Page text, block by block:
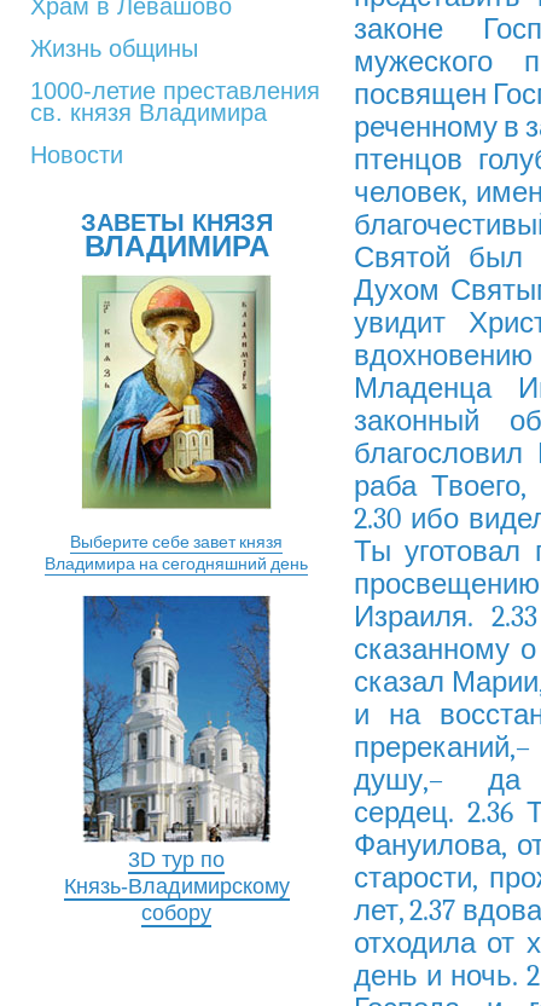
Храм в Левашово
Жизнь общины
1000-летие преставления
св. князя Владимира
Новости
ЗАВЕТЫ КНЯЗЯ
ВЛАДИМИРА
Выберите себе завет князя
Владимира на сегодняшний день
3D тур по
Князь-Владимирскому
собору
законе
мужеского
посвящен
реченному в
птенцов
человек,
Святой был
Духом
увидит
Младенца
законный
раба
2.30 ибо
Ты уготовал
Израиля.
сказанному
сказал
и на
душу,– да
сердец. 2.36
Фануилова,
старости,
лет, 2.37
отходила от
день и ночь.